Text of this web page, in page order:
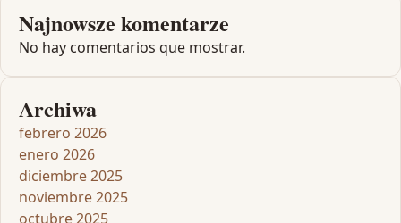
Najnowsze komentarze
No hay comentarios que mostrar.
Archiwa
febrero 2026
enero 2026
diciembre 2025
noviembre 2025
octubre 2025